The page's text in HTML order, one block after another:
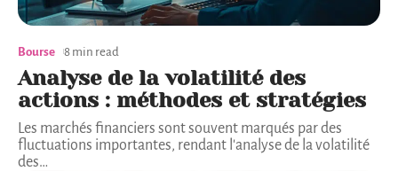
Bourse 8 min read
Analyse de la volatilité des
actions : méthodes et stratégies
Les marchés financiers sont souvent marqués par des
fluctuations importantes, rendant l'analyse de la volatilité
des…